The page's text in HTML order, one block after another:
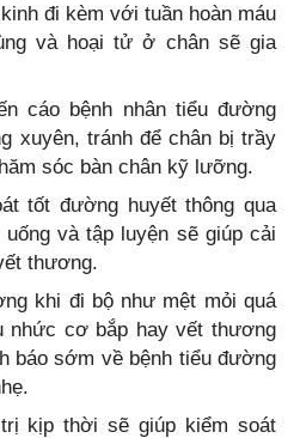
đi kèm với tuần hoàn máu
và hoại tử ở chân sẽ gia
cáo bệnh nhân tiểu đường
xuyên, tránh để chân bị trầy
sóc bàn chân kỹ lưỡng.
tốt đường huyết thông qua
và tập luyện sẽ giúp cải
thương.
khi đi bộ như mệt mỏi quá
nhức cơ bắp hay vết thương
báo sớm về bệnh tiểu đường
kịp thời sẽ giúp kiểm soát